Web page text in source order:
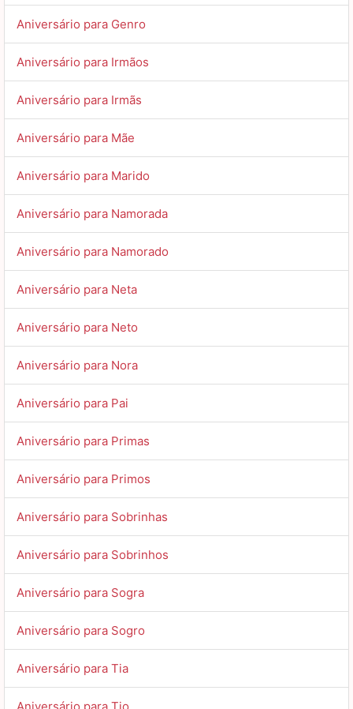
Aniversário para Genro
Aniversário para Irmãos
Aniversário para Irmãs
Aniversário para Mãe
Aniversário para Marido
Aniversário para Namorada
Aniversário para Namorado
Aniversário para Neta
Aniversário para Neto
Aniversário para Nora
Aniversário para Pai
Aniversário para Primas
Aniversário para Primos
Aniversário para Sobrinhas
Aniversário para Sobrinhos
Aniversário para Sogra
Aniversário para Sogro
Aniversário para Tia